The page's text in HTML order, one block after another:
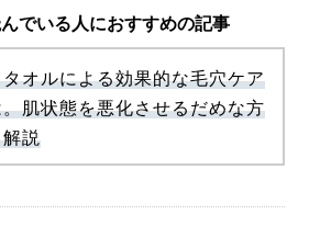
でいる人におすすめの記事
オルによる効果的な毛穴ケア
肌状態を悪化させるだめな方
説